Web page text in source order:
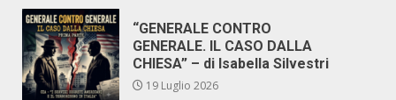
“GENERALE CONTRO
GENERALE. IL CASO DALLA
CHIESA” – di Isabella Silvestri
19 Luglio 2026